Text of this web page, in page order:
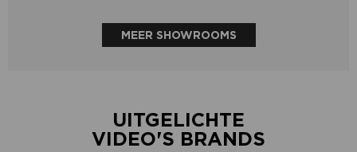
MEER SHOWROOMS
UITGELICHTE
VIDEO'S BRANDS